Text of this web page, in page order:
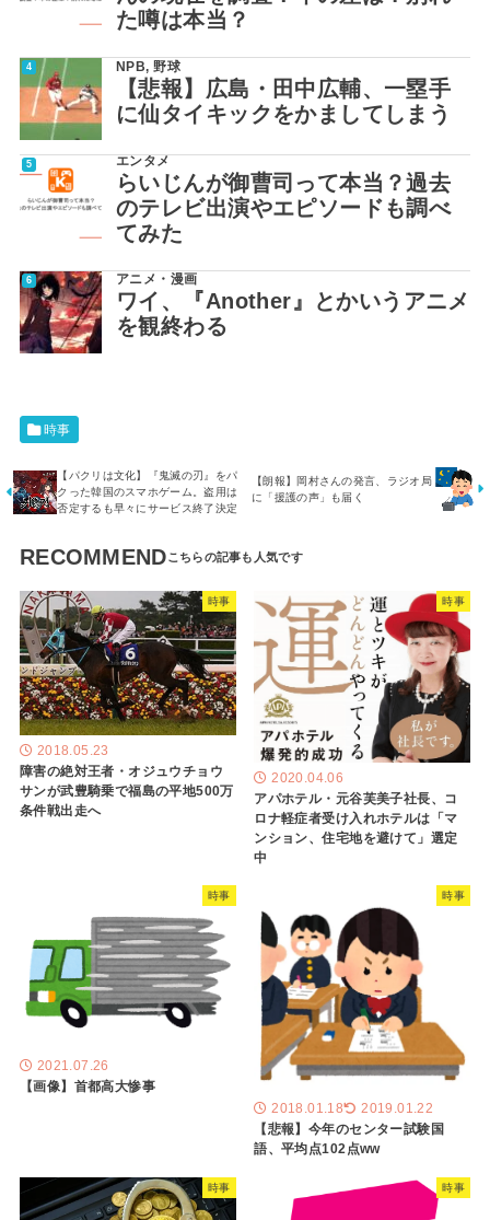
た噂は本当？
NPB,野球
【悲報】広島・田中広輔、一塁手
に仙タイキックをかましてしまう
エンタメ
らいじんが御曹司って本当？過去
のテレビ出演やエピソードも調べ
てみた
アニメ・漫画
ワイ、『Another』とかいうアニメ
を観終わる
時事
【パクリは文化】『鬼滅の刃』をパ
クった韓国のスマホゲーム。盗用は
否定するも早々にサービス終了決定
【朗報】岡村さんの発言、ラジオ局
に「援護の声」も届く
RECOMMEND
時事
2018.05.23
障害の絶対王者・オジュウチョウ
サンが武豊騎乗で福島の平地500万
条件戦出走へ
時事
2020.04.06
アパホテル・元谷芙美子社長、コ
ロナ軽症者受け入れホテルは「マ
ンション、住宅地を避けて」選定
中
時事
2021.07.26
【画像】首都高大惨事
時事
2018.01.18 2019.01.22
【悲報】今年のセンター試験国
語、平均点102点ww
時事 時事